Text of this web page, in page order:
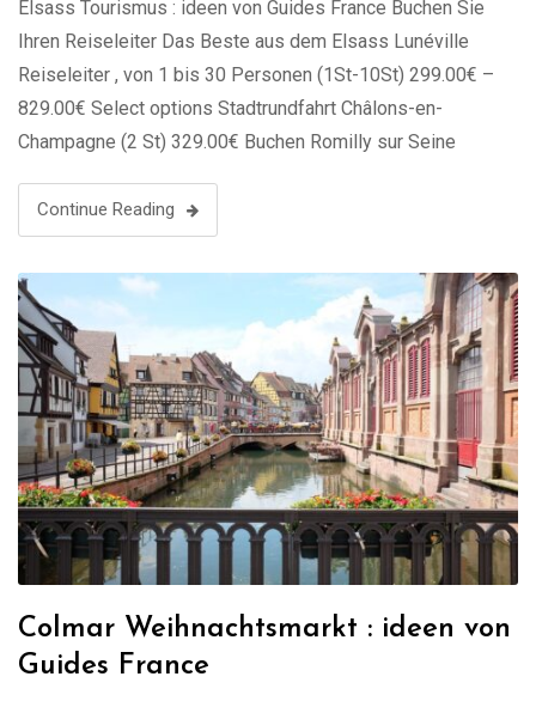
Elsass Tourismus : ideen von Guides France Buchen Sie
Ihren Reiseleiter Das Beste aus dem Elsass Lunéville
Reiseleiter , von 1 bis 30 Personen (1St-10St) 299.00€ –
829.00€ Select options Stadtrundfahrt Châlons-en-
Champagne (2 St) 329.00€ Buchen Romilly sur Seine
829.00€ Select options Stadtrundfahrt Pont-à-Mousson (2
St) …
Continue Reading
Colmar Weihnachtsmarkt : ideen von
Guides France